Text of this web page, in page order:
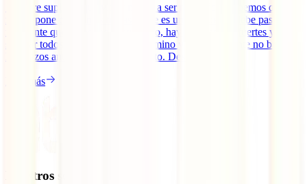
Siempre supimos que viajar no iba a ser nada fácil. Sabemos que la
ruta te pone constantes trabas y que es uno el que las debe pasar. Si
realmente queremos seguir viajando, hay que hacerse fuertes y
superar todos los problemas del camino y principalmente no bajar
los brazos ante el primer desperfecto. Desde el [...]
Leer más
Nuestros seguros